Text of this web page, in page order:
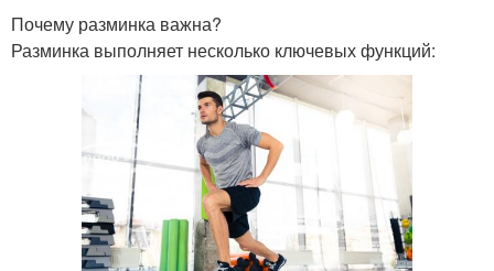
Почему разминка важна?
Разминка выполняет несколько ключевых функций: